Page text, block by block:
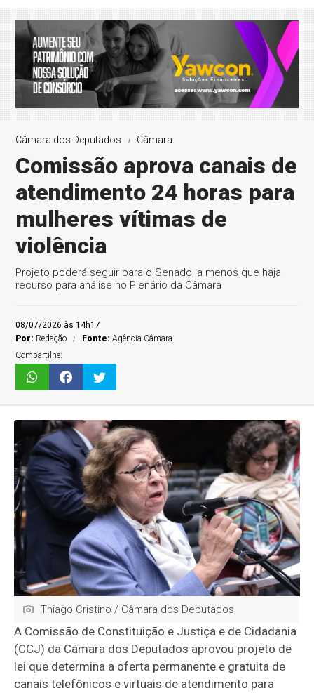
Câmara dos Deputados Câmara
Comissão aprova canais de
atendimento 24 horas para
mulheres vítimas de
violência
Projeto poderá seguir para o Senado, a menos que haja
recurso para análise no Plenário da Câmara
08/07/2026 às 14h17
Por: Redação Fonte:Agência Câmara
Compartilhe:
Thiago Cristino / Câmara dos Deputados
A Comissão de Constituição e Justiça e de Cidadania
(CCJ) da Câmara dos Deputados aprovou projeto de
lei que determina a oferta permanente e gratuita de
canais telefônicos e virtuais de atendimento para